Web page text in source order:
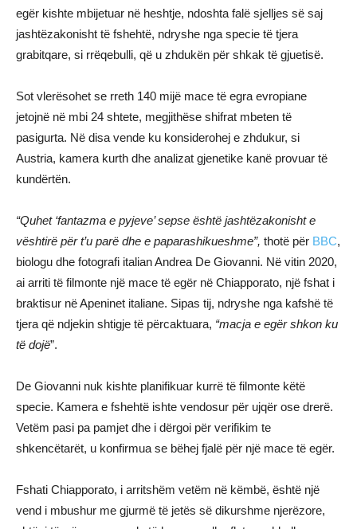
egër kishte mbijetuar në heshtje, ndoshta falë sjelljes së saj
jashtëzakonisht të fshehtë, ndryshe nga specie të tjera
grabitqare, si rrëqebulli, që u zhdukën për shkak të gjuetisë.
Sot vlerësohet se rreth 140 mijë mace të egra evropiane
jetojnë në mbi 24 shtete, megjithëse shifrat mbeten të
pasigurta. Në disa vende ku konsiderohej e zhdukur, si
Austria, kamera kurth dhe analizat gjenetike kanë provuar të
kundërtën.
“Quhet ‘fantazma e pyjeve’ sepse është jashtëzakonisht e
vështirë për t’u parë dhe e paparashikueshme”, thotë për BBC,
biologu dhe fotografi italian Andrea De Giovanni. Në vitin 2020,
ai arriti të filmonte një mace të egër në Chiapporato, një fshat i
braktisur në Apeninet italiane. Sipas tij, ndryshe nga kafshë të
tjera që ndjekin shtigje të përcaktuara, “macja e egër shkon ku
të dojë”.
De Giovanni nuk kishte planifikuar kurrë të filmonte këtë
specie. Kamera e fshehtë ishte vendosur për ujqër ose drerë.
Vetëm pasi pa pamjet dhe i dërgoi për verifikim te
shkencëtarët, u konfirmua se bëhej fjalë për një mace të egër.
Fshati Chiapporato, i arritshëm vetëm në këmbë, është një
vend i mbushur me gjurmë të jetës së dikurshme njerëzore,